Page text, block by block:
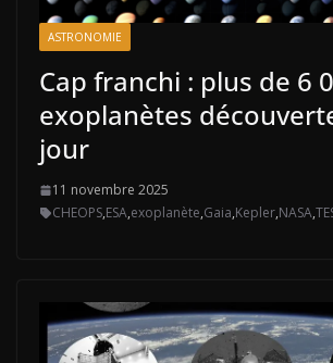
ASTRONOMIE
Cap franchi : plus de 6
exoplanètes
jour
11 novembre 2025
CHEOPS,ESA,exoplanète,Gaia,Kepler,NASA,